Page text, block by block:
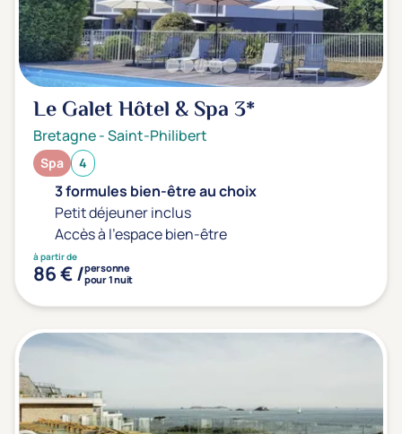
Le Galet Hôtel & Spa 3*
Bretagne-Saint-Philibert
Spa 4
3 formules bien-être au choix
Petit déjeuner inclus
Accès à l'espace bien-être
à partir de
86 € /personne
pour 1 nuit